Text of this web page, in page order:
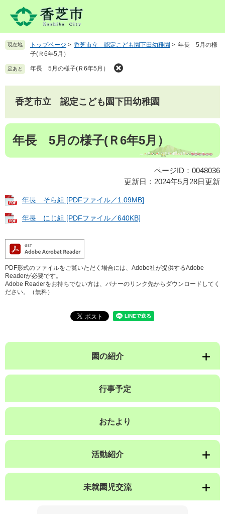
先を 現在地 トップページ > 香芝市立 認定こども園下田幼稚園 > 年長 5月の様
子(Ｒ6年5月）
足あと 年長 5月の様子(Ｒ6年5月）
香芝市立 認定こども園下田幼稚園
本
年長 5月の様子(Ｒ6年5月）
ページID：0048036
更新日：2024年5月28日更新
年長 そら組 [PDFファイル／1.09MB]
年長 にじ組 [PDFファイル／640KB]
PDF形式のファイルをご覧いただく場合には、Adobe社が提供するAdobe
Readerが必要です。
Adobe Readerをお持ちでない方は、バナーのリンク先からダウンロードしてく
ださい。（無料）
園の紹介
行事予定
おたより
活動紹介
未就園児交流